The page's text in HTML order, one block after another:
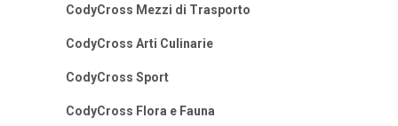
CodyCross Mezzi di Trasporto
CodyCross Arti Culinarie
CodyCross Sport
CodyCross Flora e Fauna